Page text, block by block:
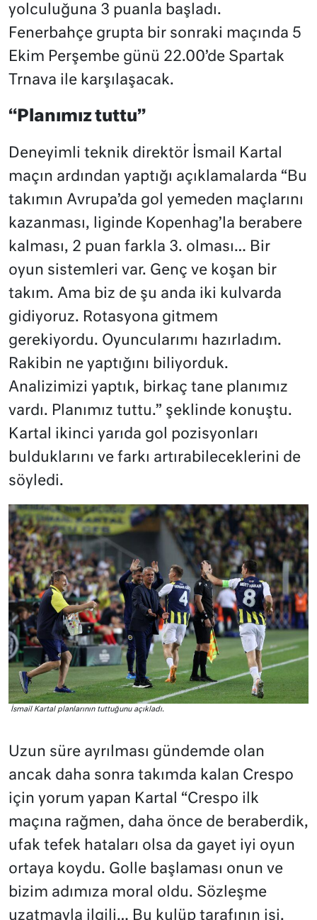
yolculuğuna 3 puanla başladı.
Fenerbahçe grupta bir sonraki maçında 5
Ekim Perşembe günü 22.00’de Spartak
Trnava ile karşılaşacak.
“Planımız tuttu”
Deneyimli teknik direktör İsmail Kartal
maçın ardından yaptığı açıklamalarda “Bu
takımın Avrupa’da gol yemeden maçlarını
kazanması, liginde Kopenhag’la berabere
kalması, 2 puan farkla 3. olması… Bir
oyun sistemleri var. Genç ve koşan bir
takım. Ama biz de şu anda iki kulvarda
gidiyoruz. Rotasyona gitmem
gerekiyordu. Oyuncularımı hazırladım.
Rakibin ne yaptığını biliyorduk.
Analizimizi yaptık, birkaç tane planımız
vardı. Planımız tuttu.” şeklinde konuştu.
Kartal ikinci yarıda gol pozisyonları
bulduklarını ve farkı artırabileceklerini de
söyledi.
İsmail Kartal planlarının tuttuğunu açıkladı.
Uzun süre ayrılması gündemde olan
ancak daha sonra takımda kalan Crespo
için yorum yapan Kartal “Crespo ilk
maçına rağmen, daha önce de beraberdik,
ufak tefek hataları olsa da gayet iyi oyun
ortaya koydu. Golle başlaması onun ve
bizim adımıza moral oldu. Sözleşme
uzatmayla ilgili… Bu kulüp tarafının işi.